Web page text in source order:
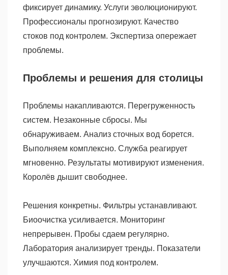
фиксирует динамику. Услуги эволюционируют.
Профессионалы прогнозируют. Качество
стоков под контролем. Экспертиза опережает
проблемы.
Проблемы и решения для столицы
Проблемы накапливаются. Перегруженность
систем. Незаконные сбросы. Мы
обнаруживаем. Анализ сточных вод борется.
Выполняем комплексно. Служба реагирует
мгновенно. Результаты мотивируют изменения.
Королёв дышит свободнее.
Решения конкретны. Фильтры устанавливают.
Биоочистка усиливается. Мониторинг
непрерывен. Пробы сдаем регулярно.
Лаборатория анализирует тренды. Показатели
улучшаются. Химия под контролем.